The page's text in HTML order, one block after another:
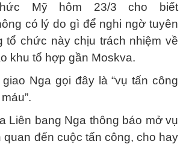
Mỹ hôm 23/3 cho biết
có lý do gì để nghi ngờ tuyên
tổ chức này chịu trách nhiệm về
khu tổ hợp gần Moskva.
Nga gọi đây là “vụ tấn công
Liên bang Nga thông báo mở vụ
đến cuộc tấn công, cho hay